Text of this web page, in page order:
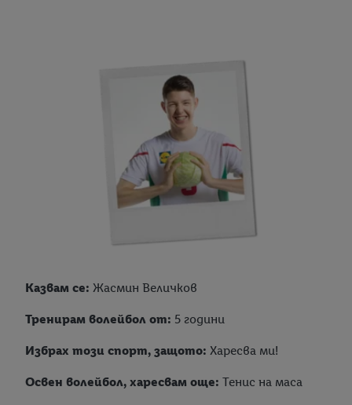
Казвам се: Жасмин Величков
Тренирам волейбол от: 5 години
Избрах този спорт, защото: Харесва ми!
Освен волейбол, харесвам още: Тенис на маса